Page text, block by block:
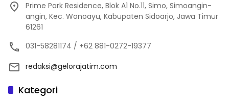
Prime Park Residence, Blok A1 No.11, Simo, Simoangin-
angin, Kec. Wonoayu, Kabupaten Sidoarjo, Jawa Timur
61261
031-58281174 / +62 881-0272-19377
redaksi@gelorajatim.com
Kategori